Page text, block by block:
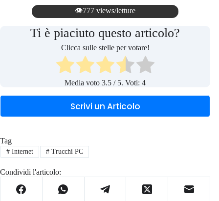
👁️777 views/letture
Ti è piaciuto questo articolo?
Clicca sulle stelle per votare!
Media voto3.5 / 5. Voti:4
Scrivi un Articolo
Tag
#Internet #Trucchi PC
Condividi l'articolo: